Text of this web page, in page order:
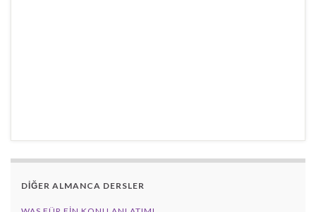
DİĞER ALMANCA DERSLER